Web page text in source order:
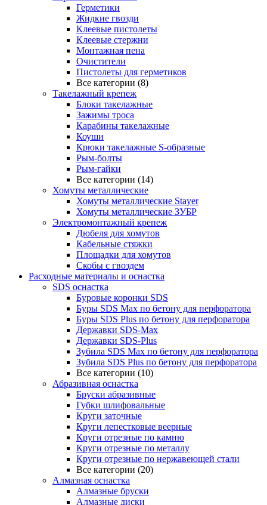
Герметики
Жидкие гвозди
Клеевые пистолеты
Клеевые стержни
Монтажная пена
Очистители
Пистолеты для герметиков
Все категории (8)
Такелажный крепеж
Блоки такелажные
Зажимы троса
Карабины такелажные
Коуши
Крюки такелажные S-образные
Рым-болты
Рым-гайки
Все категории (14)
Хомуты металлические
Хомуты металлические Stayer
Хомуты металлические ЗУБР
Электромонтажный крепеж
Дюбеля для хомутов
Кабельные стяжки
Площадки для хомутов
Скобы с гвоздем
Расходные материалы и оснастка
SDS оснастка
Буровые коронки SDS
Буры SDS Max по бетону для перфоратора
Буры SDS Plus по бетону для перфоратора
Державки SDS-Max
Державки SDS-Plus
Зубила SDS Mах по бетону для перфоратора
Зубила SDS Plus по бетону для перфоратора
Все категории (10)
Абразивная оснастка
Бруски абразивные
Губки шлифовальные
Круги заточные
Круги лепестковые веерные
Круги отрезные по камню
Круги отрезные по металлу
Круги отрезные по нержавеющей стали
Все категории (20)
Алмазная оснастка
Алмазные бруски
Алмазные диски